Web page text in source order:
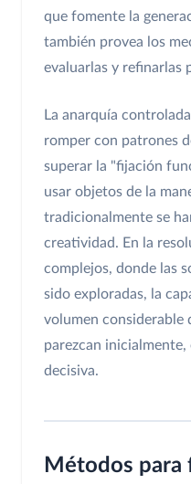
que fomente la
también provea los
evaluarlas y refinarlas
La anarquía
romper con patrones
superar la "fijación
usar objetos de la
tradicionalmente se
creatividad. En la
complejos, donde las
sido exploradas, la
volumen considerable
parezcan
decisiva.
Métodos para